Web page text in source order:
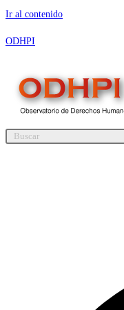
Ir al contenido
ODHPI